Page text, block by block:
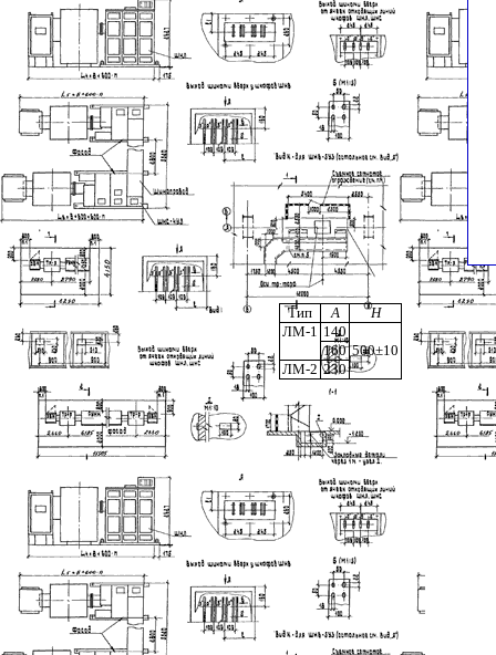
Тип А
H
ЛМ-1 140
500±10
160
ЛМ-2 230